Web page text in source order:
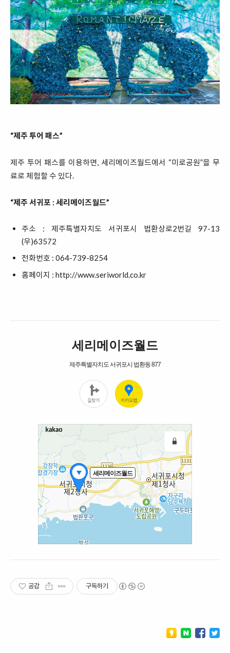
“제주 투어 패스”
제주 투어 패스를 이용하면, 세리메이즈월드에서 “미로공원”을 무
료로 체험할 수 있다.
“제주 서귀포 : 세리메이즈월드”
주소 : 제주특별자치도 서귀포시 법환상로2번길 97-13
(우)63572
전화번호 : 064-739-8254
홈페이지 :http://www.seriworld.co.kr
공감 구독하기